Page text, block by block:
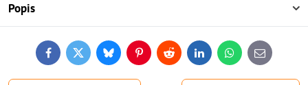
Popis
FacebookTwitterBlueskyPinterestReddit LinkedInWhatsApp
E-
mail